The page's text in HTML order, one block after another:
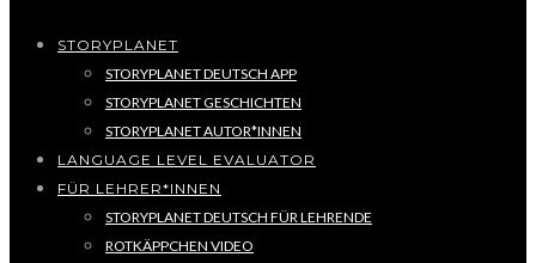
STORYPLANET
STORYPLANET DEUTSCH APP
STORYPLANET GESCHICHTEN
STORYPLANET AUTOR*INNEN
LANGUAGE LEVEL EVALUATOR
FÜR LEHRER*INNEN
STORYPLANET DEUTSCH FÜR LEHRENDE
ROTKÄPPCHEN VIDEO